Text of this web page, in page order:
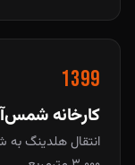
1399
کارخانه
انتقال هلدینگ